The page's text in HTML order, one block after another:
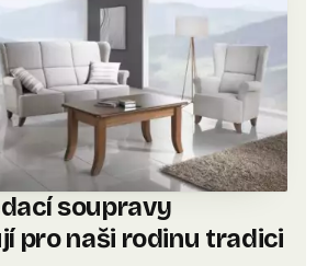
soupravy
pro naši rodinu tradici